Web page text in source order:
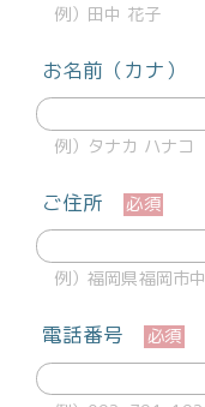
例）田中 花子
お名前（カナ）
例）タナカ ハナコ
ご住所 必須
例）福岡県福岡市
電話番号 必須